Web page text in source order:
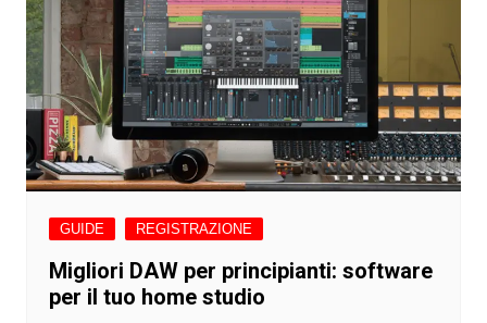
GUIDE REGISTRAZIONE
Migliori DAW per principianti: software
per il tuo home studio